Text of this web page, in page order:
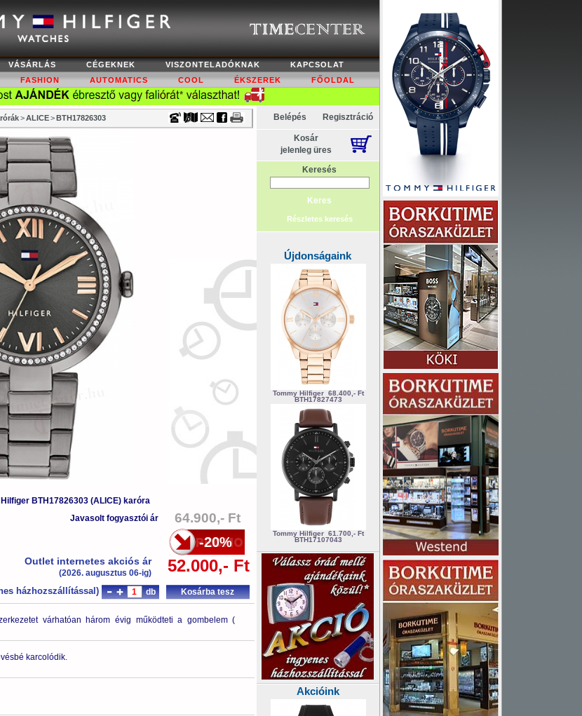
VÁSÁRLÁS CÉGEKNEK VISZONTELADÓKNAK
KAPCSOLAT
FASHION AUTOMATICS COOL ÉKSZEREK FŐOLDAL
> ALICE > BTH17826303
BTH17826303 (ALICE) karóra
Javasolt fogyasztói ár
64.900,- Ft
-20%
Outlet internetes akciós ár
(2026. augusztus 06-ig) 52.000,- Ft
házhozszállítással) db
Kosárba tesz
várhatóan három évig működteti a gombelem (
karcolódik.
Belépés Regisztráció
Kosár
jelenleg üres
Keresés
Részletes keresés
Újdonságaink
Tommy Hilfiger 68.400,- Ft
BTH17827473
Tommy Hilfiger 61.700,- Ft
BTH17107043
Akcióink